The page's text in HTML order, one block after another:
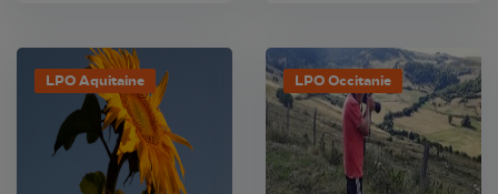
LPO Aquitaine LPO Occitanie